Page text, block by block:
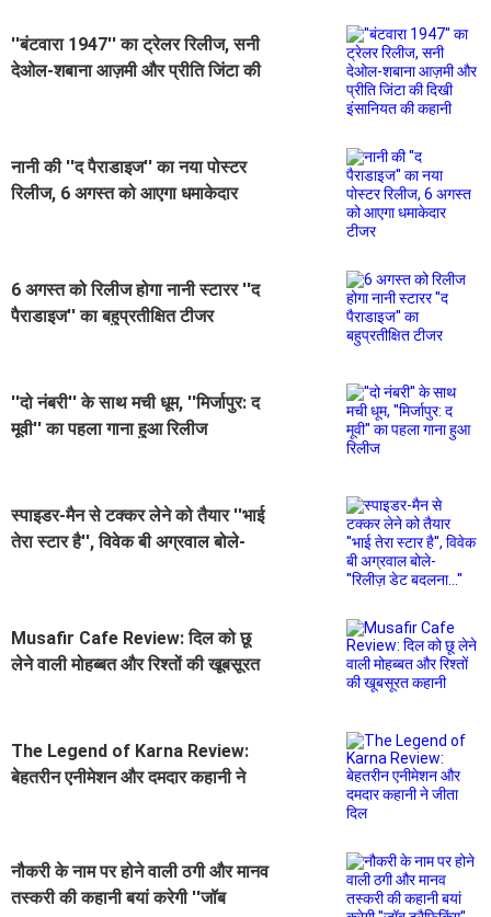
''बंटवारा 1947'' का ट्रेलर रिलीज, सनी
देओल-शबाना आज़मी और प्रीति जिंटा की
नानी की ''द पैराडाइज'' का नया पोस्टर
रिलीज, 6 अगस्त को आएगा धमाकेदार
6 अगस्त को रिलीज होगा नानी स्टारर ''द
पैराडाइज'' का बहुप्रतीक्षित टीजर
''दो नंबरी'' के साथ मची धूम, ''मिर्जापुर: द
मूवी'' का पहला गाना हुआ रिलीज
स्पाइडर-मैन से टक्कर लेने को तैयार ''भाई
तेरा स्टार है'', विवेक बी अग्रवाल बोले-
Musafir Cafe Review: दिल को छू
लेने वाली मोहब्बत और रिश्तों की खूबसूरत
The Legend of Karna Review:
बेहतरीन एनीमेशन और दमदार कहानी ने
नौकरी के नाम पर होने वाली ठगी और मानव
तस्करी की कहानी बयां करेगी ''जॉब